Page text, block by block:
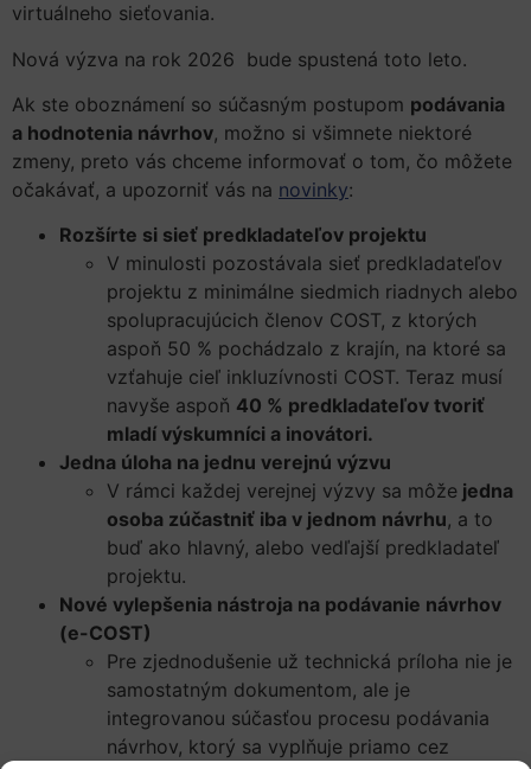
virtuálneho sieťovania.
Nová výzva na rok 2026 bude spustená toto leto.
Ak ste oboznámení so súčasným postupom podávania
a hodnotenia návrhov, možno si všimnete niektoré
zmeny, preto vás chceme informovať o tom, čo môžete
očakávať, a upozorniť vás na novinky:
Rozšírte si sieť predkladateľov projektu
V minulosti pozostávala sieť predkladateľov
projektu z minimálne siedmich riadnych alebo
spolupracujúcich členov COST, z ktorých
aspoň 50 % pochádzalo z krajín, na ktoré sa
vzťahuje cieľ inkluzívnosti COST. Teraz musí
navyše aspoň 40 % predkladateľov tvoriť
mladí výskumníci a inovátori.
Jedna úloha na jednu verejnú výzvu
V rámci každej verejnej výzvy sa môže jedna
osoba zúčastniť iba v jednom návrhu, a to
buď ako hlavný, alebo vedľajší predkladateľ
projektu.
Nové vylepšenia nástroja na podávanie návrhov
(e-COST)
Pre zjednodušenie už technická príloha nie je
samostatným dokumentom, ale je
integrovanou súčasťou procesu podávania
návrhov, ktorý sa vyplňuje priamo cez